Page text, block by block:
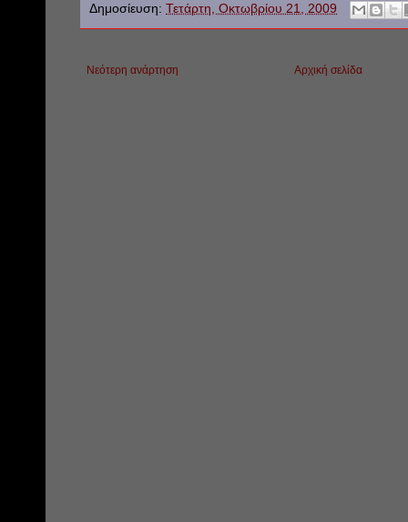
Δημοσίευση: Τετάρτη, Οκτωβρίου 21, 2009
Νεότερη ανάρτηση Αρχική σελίδα